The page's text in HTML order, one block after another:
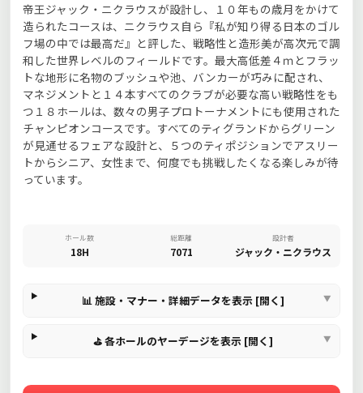
帝王ジャック・ニクラウスが設計し、１０年もの歳月をかけて
造られたコースは、ニクラウス自ら『私が知り得る日本のゴル
フ場の中では最高だ』と評した、戦略性と造形美が高次元で調
和した世界レベルのフィールドです。最大高低差４ｍとフラッ
トな地形に名物のブッシュや池、バンカーが巧みに配され、
マネジメントと１４本すべてのクラブが必要な高い戦略性をも
つ１８ホールは、数々の男子プロトーナメントにも使用された
チャンピオンコースです。すべてのティグランドからグリーン
が見通せるフェアな設計と、５つのティポジションでアスリー
トからシニア、女性まで、何度でも挑戦したくなる楽しみが待
っています。
ホール数
18H
総距離
7071
設計者
ジャック・ニクラウス
📊 施設・マナー・詳細データを表示 [開く]
⛳ 各ホールのヤーデージを表示 [開く]